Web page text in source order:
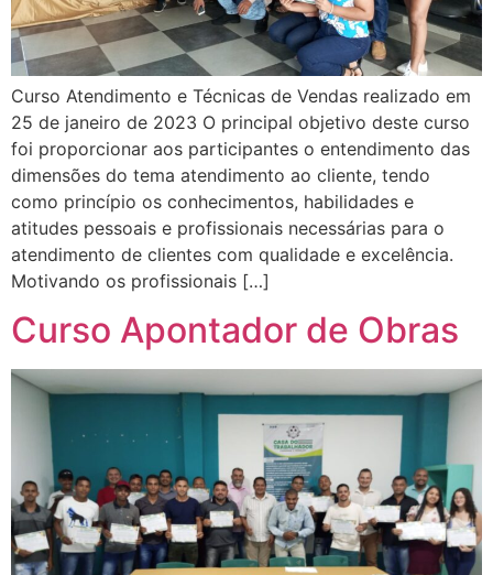
Curso Atendimento e Técnicas de Vendas realizado em
25 de janeiro de 2023 O principal objetivo deste curso
foi proporcionar aos participantes o entendimento das
dimensões do tema atendimento ao cliente, tendo
como princípio os conhecimentos, habilidades e
atitudes pessoais e profissionais necessárias para o
atendimento de clientes com qualidade e excelência.
Motivando os profissionais […]
Curso Apontador de Obras